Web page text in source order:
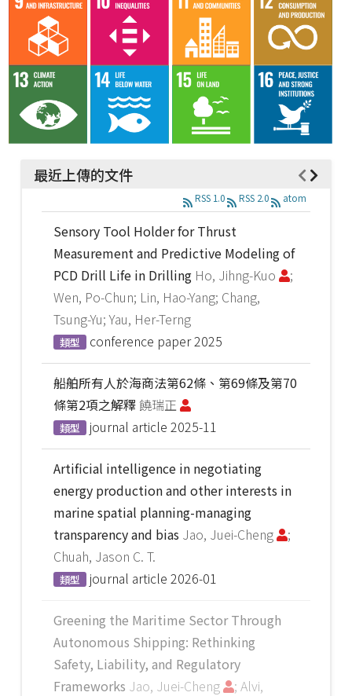
最近上傳的文件
RSS 1.0 RSS 2.0 atom
Sensory Tool Holder for Thrust
Measurement and Predictive Modeling of
PCD Drill Life in Drilling Ho, Jihng-Kuo
;
Wen, Po-Chun; Lin, Hao-Yang; Chang,
Tsung-Yu; Yau, Her-Terng
類型 conference paper2025
船舶所有人於海商法第62條、第69條及第70
條第2項之解釋饒瑞正
類型 journal article 2025-11
Artificial intelligence in negotiating
energy production and other interests in
marine spatial planning-managing
transparency and bias Jao, Juei-Cheng
;
Chuah, Jason C. T.
類型 journal article 2026-01
Greening the Maritime Sector Through
Autonomous Shipping: Rethinking
Safety, Liability, and Regulatory
Frameworks Jao, Juei-Cheng
; Alvi,